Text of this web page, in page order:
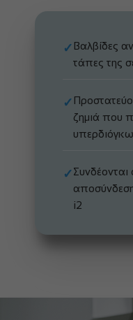
✓ Βαλβίδες
τάπες της
✓
ζημιά που
✓Συνδέονται
i2